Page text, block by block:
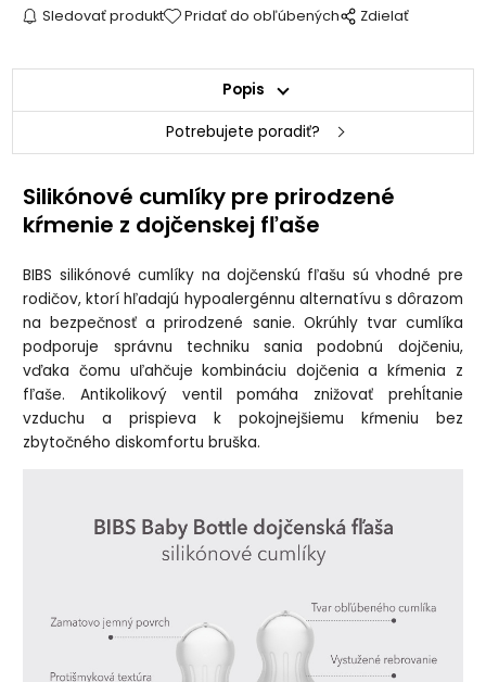
Sledovať produkt Pridať do obľúbených Zdielať
Popis
Potrebujete poradiť?
Silikónové cumlíky pre prirodzené
kŕmenie z dojčenskej fľaše
BIBS silikónové cumlíky na dojčenskú fľašu sú vhodné pre
rodičov, ktorí hľadajú hypoalergénnu alternatívu s dôrazom
na bezpečnosť a prirodzené sanie. Okrúhly tvar cumlíka
podporuje správnu techniku sania podobnú dojčeniu,
vďaka čomu uľahčuje kombináciu dojčenia a kŕmenia z
fľaše. Antikolikový ventil pomáha znižovať prehĺtanie
vzduchu a prispieva k pokojnejšiemu kŕmeniu bez
zbytočného diskomfortu bruška.